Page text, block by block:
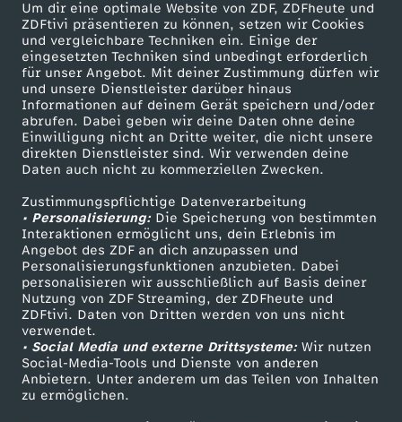
Um dir eine optimale Website von ZDF, ZDFheute und
ZDFtivi präsentieren zu können, setzen wir Cookies
und vergleichbare Techniken ein. Einige der
eingesetzten Techniken sind unbedingt erforderlich
für unser Angebot. Mit deiner Zustimmung dürfen wir
und unsere Dienstleister darüber hinaus
Informationen auf deinem Gerät speichern und/oder
abrufen. Dabei geben wir deine Daten ohne deine
Einwilligung nicht an Dritte weiter, die nicht unsere
direkten Dienstleister sind. Wir verwenden deine
Daten auch nicht zu kommerziellen Zwecken.
Zustimmungspflichtige Datenverarbeitung
• Personalisierung:Die Speicherung von bestimmten
Interaktionen ermöglicht uns, dein Erlebnis im
Angebot des ZDF an dich anzupassen und
Personalisierungsfunktionen anzubieten. Dabei
personalisieren wir ausschließlich auf Basis deiner
Nutzung von ZDF Streaming, der ZDFheute und
ZDFtivi. Daten von Dritten werden von uns nicht
verwendet.
• Social Media und externe Drittsysteme:Wir nutzen
Social-Media-Tools und Dienste von anderen
Anbietern. Unter anderem um das Teilen von Inhalten
zu ermöglichen.
g
e
s
e
t
z
-
D
e
b
Mehr ZDF
ZDF-Apps
Smart TV
ZDFtext
Livestreams
Sendungen A-Z
TV-Programm
Service
ZDFmitreden
Kontakt zum ZDF
Tickets
Zuschauerservice
Hilfe
ZDF Unternehmen
Karriere